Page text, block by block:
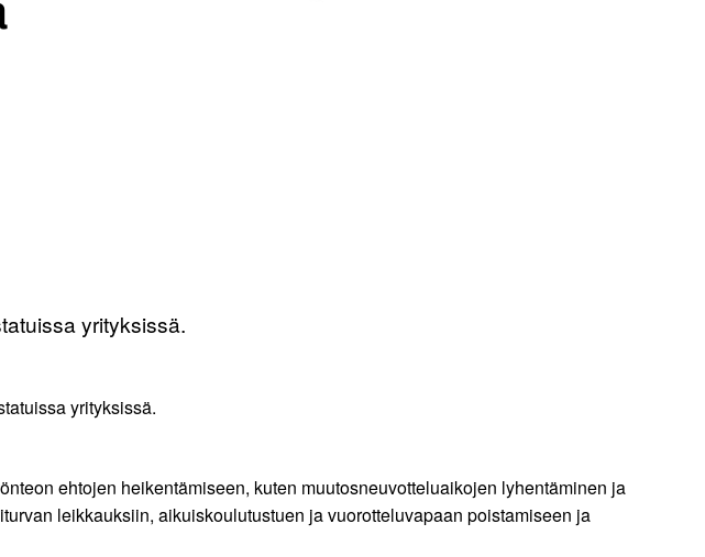
yrityksissä.
yrityksissä.
ehtojen heikentämiseen, kuten muutosneuvotteluaikojen lyhentäminen ja
leikkauksiin, aikuiskoulutustuen ja vuorotteluvapaan poistamiseen ja